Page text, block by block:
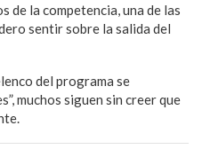
de la competencia, una de las
sentir sobre la salida del
del programa se
muchos siguen sin creer que